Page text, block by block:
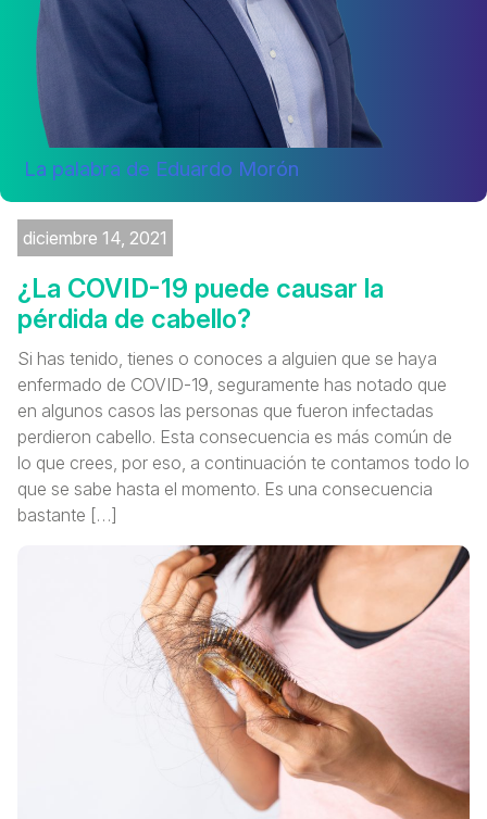
La palabra de Eduardo Morón
diciembre 14, 2021
¿La COVID-19 puede causar la
pérdida de cabello?
Si has tenido, tienes o conoces a alguien que se haya
enfermado de COVID-19, seguramente has notado que
en algunos casos las personas que fueron infectadas
perdieron cabello. Esta consecuencia es más común de
lo que crees, por eso, a continuación te contamos todo lo
que se sabe hasta el momento. Es una consecuencia
bastante […]